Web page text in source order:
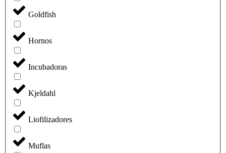
Goldfish
Hornos
Incubadoras
Kjeldahl
Liofilizadores
Muflas